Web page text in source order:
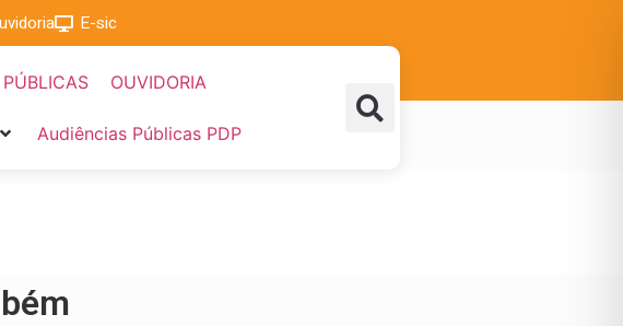
E-sic
OUVIDORIA
Audiências Públicas PDP